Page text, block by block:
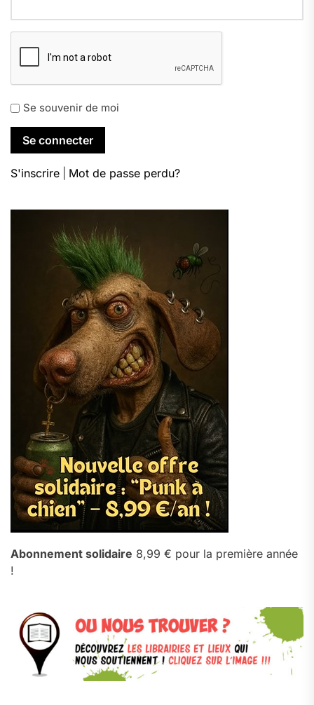
Se souvenir de moi
S'inscrire Mot de passe perdu?
Abonnement solidaire 8,99 € pour la première année
!